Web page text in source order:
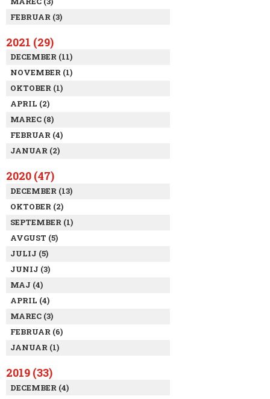
FEBRUAR (3)
2021 (29)
DECEMBER (11)
NOVEMBER (1)
OKTOBER (1)
APRIL (2)
MAREC (8)
FEBRUAR (4)
JANUAR (2)
2020 (47)
DECEMBER (13)
OKTOBER (2)
SEPTEMBER (1)
AVGUST (5)
JULIJ (5)
JUNIJ (3)
MAJ (4)
APRIL (4)
MAREC (3)
FEBRUAR (6)
JANUAR (1)
2019 (33)
DECEMBER (4)